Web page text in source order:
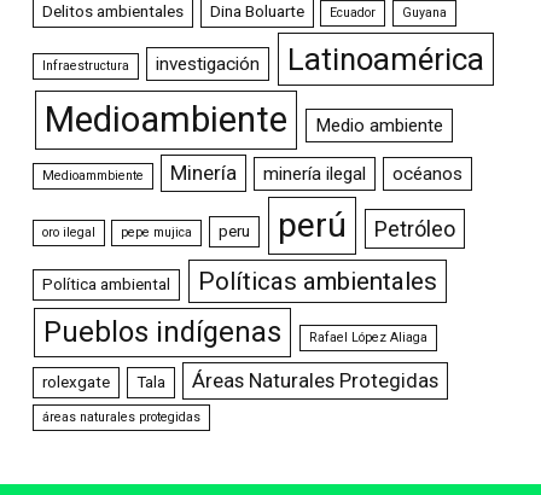
Delitos ambientales Dina Boluarte Ecuador Guyana
Infraestructura investigación Latinoamérica
Medioambiente Medio ambiente
Medioammbiente Minería minería ilegal océanos
oro ilegal pepe mujica peru perú Petróleo
Política ambiental Políticas ambientales
Pueblos indígenas Rafael López Aliaga
rolexgate Tala Áreas Naturales Protegidas
áreas naturales protegidas